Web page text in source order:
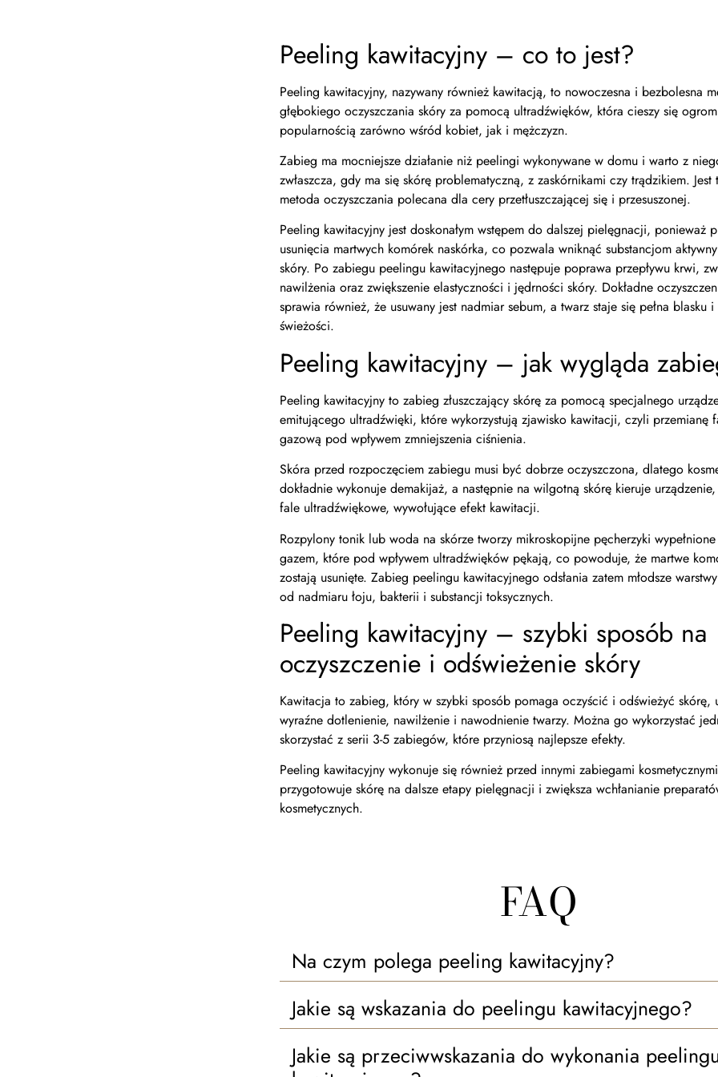
Peeling kawitacyjny – co to jest?
Peeling kawitacyjny, nazywany również kawitacją, to nowoczesna i bezbolesna
głębokiego oczyszczania skóry za pomocą ultradźwięków, która cieszy się
popularnością zarówno wśród kobiet, jak i mężczyzn.
Zabieg ma mocniejsze działanie niż peelingi wykonywane w domu i warto z
zwłaszcza, gdy ma się skórę problematyczną, z zaskórnikami czy trądzikiem.
metoda oczyszczania polecana dla cery przetłuszczającej się i przesuszonej.
Peeling kawitacyjny jest doskonałym wstępem do dalszej pielęgnacji, ponieważ
usunięcia martwych komórek naskórka, co pozwala wniknąć substancjom
skóry. Po zabiegu peelingu kawitacyjnego następuje poprawa przepływu krwi,
nawilżenia oraz zwiększenie elastyczności i jędrności skóry. Dokładne
sprawia również, że usuwany jest nadmiar sebum, a twarz staje się pełna blasku i
świeżości.
Peeling kawitacyjny – jak wygląda
Peeling kawitacyjny to zabieg złuszczający skórę za pomocą specjalnego
emitującego ultradźwięki, które wykorzystują zjawisko kawitacji, czyli przemianę
gazową pod wpływem zmniejszenia ciśnienia.
Skóra przed rozpoczęciem zabiegu musi być dobrze oczyszczona, dlatego
dokładnie wykonuje demakijaż, a następnie na wilgotną skórę kieruje
fale ultradźwiękowe, wywołujące efekt kawitacji.
Rozpylony tonik lub woda na skórze tworzy mikroskopijne pęcherzyki
gazem, które pod wpływem ultradźwięków pękają, co powoduje, że martwe
zostają usunięte. Zabieg peelingu kawitacyjnego odsłania zatem młodsze
od nadmiaru łoju, bakterii i substancji toksycznych.
Peeling kawitacyjny – szybki sposób na
oczyszczenie i odświeżenie skóry
Kawitacja to zabieg, który w szybki sposób pomaga oczyścić i odświeżyć skórę,
wyraźne dotlenienie, nawilżenie i nawodnienie twarzy. Można go wykorzystać
skorzystać z serii 3-5 zabiegów, które przyniosą najlepsze efekty.
Peeling kawitacyjny wykonuje się również przed innymi zabiegami
przygotowuje skórę na dalsze etapy pielęgnacji i zwiększa wchłanianie
kosmetycznych.
FAQ
Na czym polega peeling kawitacyjny?
Jakie są wskazania do peelingu kawitacyjnego?
Jakie są przeciwwskazania do wykonania